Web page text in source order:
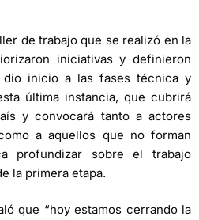
de trabajo que se realizó en la
iniciativas y definieron
dio inicio a las fases técnica y
última instancia, que cubrirá
y convocará tanto a actores
a aquellos que no forman
profundizar sobre el trabajo
la primera etapa.
que “hoy estamos cerrando la